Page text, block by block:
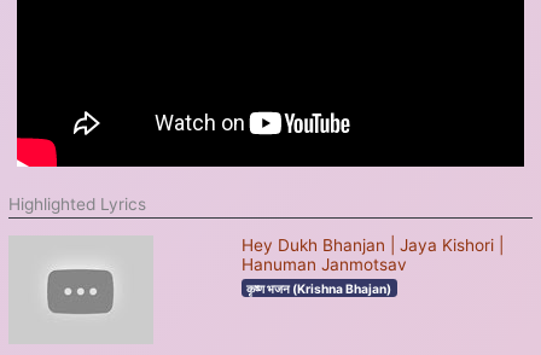
Highlighted Lyrics
Hey Dukh Bhanjan | Jaya Kishori |
Hanuman Janmotsav
कृष्ण भजन (Krishna Bhajan)